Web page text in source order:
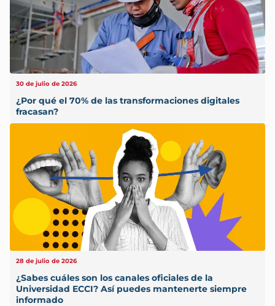
30 de julio de 2026
¿Por qué el 70% de las transformaciones digitales
fracasan?
28 de julio de 2026
¿Sabes cuáles son los canales oficiales de la
Universidad ECCI? Así puedes mantenerte siempre
informado